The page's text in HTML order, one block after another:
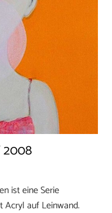
2008
ist eine Serie
auf Leinwand.